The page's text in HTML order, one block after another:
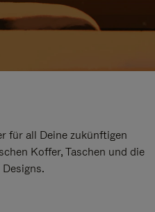
für all Deine zukünftigen
Koffer, Taschen und die